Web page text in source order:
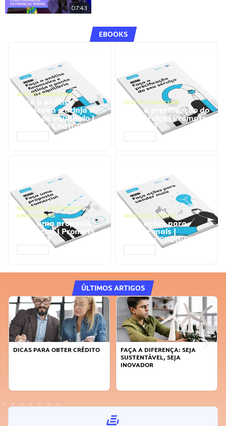
07:43
EBOOKS
GESTÃO FINANCEIRA
Faça a análise
financeira e atinja o
ponto de equilíbrio |
Prompts ChatGPT
GESTÃO FINANCEIRA
Faça a precificação do
seu serviço | Prompts
ChatGPT
NEGÓCIOS, PROCESSOS
EMPRESARIAIS
Faça uma proposta
comercial | Prompts
ChatGPT
NEGÓCIOS, VENDAS
Faça ações para
vender mais |
Prompts ChatGPT
ÚLTIMOS ARTIGOS
DICAS PARA OBTER CRÉDITO
FAÇA A DIFERENÇA: SEJA
SUSTENTÁVEL, SEJA
INOVADOR